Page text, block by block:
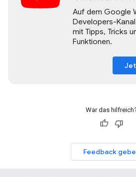
Auf dem Google
Developers-
mit Tipps, Tricks
Funktionen.
War das
Feedback